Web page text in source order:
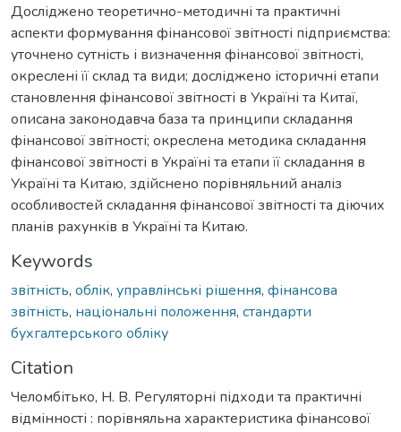
Досліджено теоретично-методичні та практичні
аспекти формування фінансової звітності підприємства:
уточнено сутність і визначення фінансової звітності,
окреслені її склад та види; досліджено історичні етапи
становлення фінансової звітності в Україні та Китаї,
описана законодавча база та принципи складання
фінансової звітності; окреслена методика складання
фінансової звітності в Україні та етапи її складання в
Україні та Китаю, здійснено порівняльний аналіз
особливостей складання фінансової звітності та діючих
планів рахунків в Україні та Китаю.
Keywords
звітність, облік, управлінські рішення, фінансова
звітність, національні положення, стандарти
бухгалтерського обліку
Citation
Челомбітько, Н. В. Регуляторні підходи та практичні
відмінності : порівняльна характеристика фінансової